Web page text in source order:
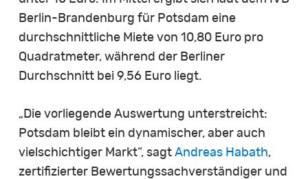
Berlin-Brandenburg für Potsdam eine
durchschnittliche Miete von 10,80 Euro pro
Quadratmeter, während der Berliner
Durchschnitt bei 9,56 Euro liegt.
„Die vorliegende Auswertung unterstreicht:
Potsdam bleibt ein dynamischer, aber auch
vielschichtiger Markt“, sagt Andreas Habath,
zertifizierter Bewertungssachverständiger und